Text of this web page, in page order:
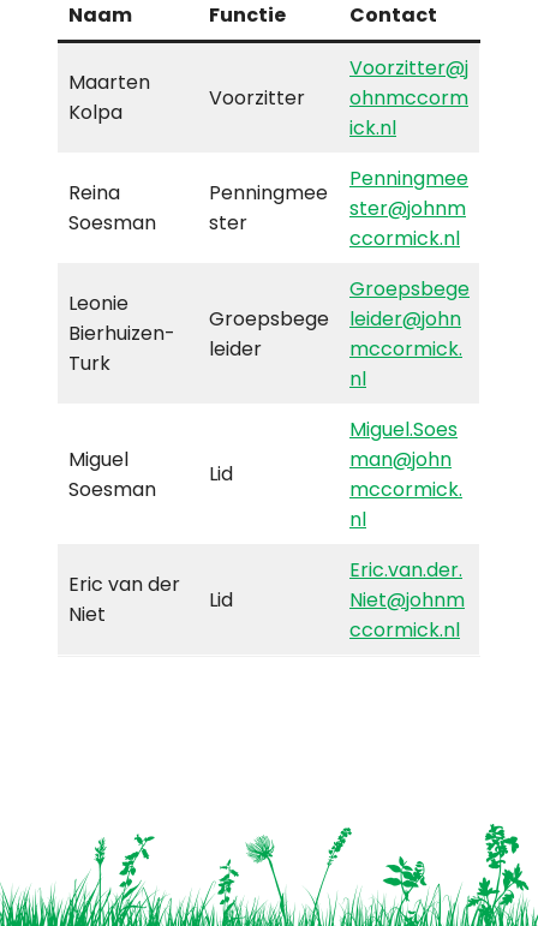
Naam Functie Contact
Maarten
Kolpa
Voorzitter
Voorzitter@j
ohnmccorm
ick.nl
Reina
Soesman
Penningmee
ster
Penningmee
ster@johnm
ccormick.nl
Leonie
Bierhuizen-
Turk
Groepsbege
leider
Groepsbege
leider@john
mccormick.
nl
Miguel
Soesman
Lid
Miguel.Soes
man@john
mccormick.
nl
Eric van der
Niet
Lid
Eric.van.der.
Niet@johnm
ccormick.nl